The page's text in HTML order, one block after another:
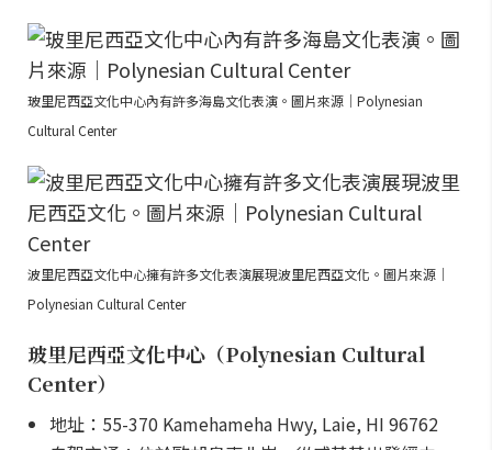
玻里尼西亞文化中心內有許多海島文化表演。圖片來源｜Polynesian
Cultural Center
波里尼西亞文化中心擁有許多文化表演展現波里尼西亞文化。圖片來源｜
Polynesian Cultural Center
玻里尼西亞文化中心（Polynesian Cultural
Center）
地址：55-370 Kamehameha Hwy, Laie, HI 96762